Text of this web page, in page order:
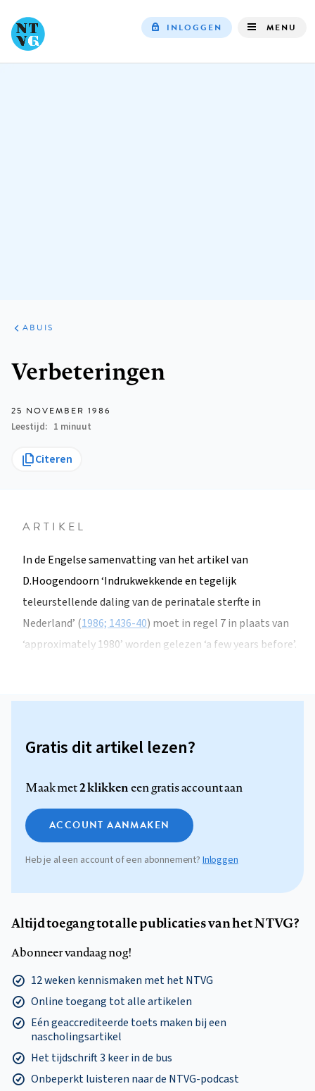
INLOGGEN MENU
ARTIKELEN
VARIA
ABUIS
Verbeteringen
25 NOVEMBER 1986
Leestijd
1 minuut
Citeren
ARTIKEL
In de Engelse samenvatting van het artikel van
D.Hoogendoorn ‘Indrukwekkende en tegelijk
teleurstellende daling van de perinatale sterfte in
Nederland’ (1986; 1436-40) moet in regel 7 in plaats van
‘approximately 1980’ worden gelezen ‘a few years before’.
Gratis dit artikel lezen?
Maak met2 klikkeneen gratis account aan
ACCOUNT AANMAKEN
Heb je al een account of een abonnement? Inloggen
Altijd toegang tot alle publicaties van het NTVG?
Abonneer vandaag nog!
12 weken kennismaken met het NTVG
Online toegang tot alle artikelen
Eén geaccrediteerde toets maken bij een
nascholingsartikel
Het tijdschrift 3 keer in de bus
Onbeperkt luisteren naar de NTVG-podcast